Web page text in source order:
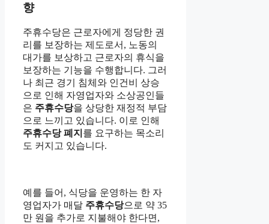
향
주휴수당은 근로자에게 정당한 권
리를 보장하는 제도로서, 노동의
대가를 보상하고 근로자의 휴식을
보장하는 기능을 수행합니다. 그러
나 최근 경기 침체와 인건비 상승
으로 인해 자영업자와 소상공인들
은 주휴수당을 상당한 재정적 부담
으로 느끼고 있습니다. 이로 인해
주휴수당 폐지 를 요구하는 목소리
도 커지고 있습니다.
예를 들어, 식당을 운영하는 한 자
영업자가 매달 주휴수당으로 약 35
만 원을 추가로 지불해야 한다면,